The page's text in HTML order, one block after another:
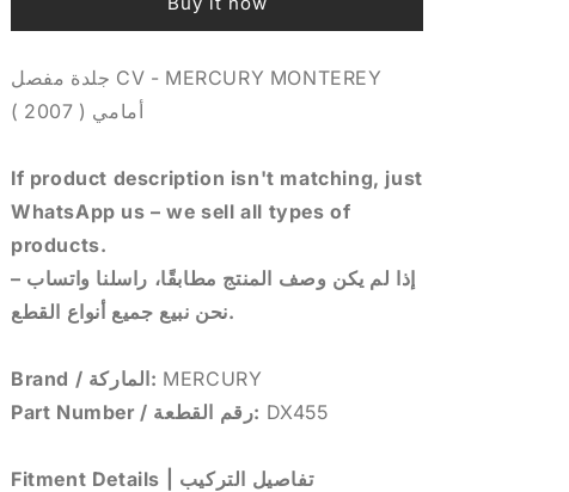
أمامي
2007
)
MONTEREY
أمامي
2007
جلدة مفصل CV - MERCURY MONTEREY
أمامي ( 2007 )
If product description isn't matching, just
WhatsApp us – we sell all types of
products.
إذا لم يكن وصف المنتج مطابقًا، راسلنا واتساب –
نحن نبيع جميع أنواع القطع.
Brand / الماركة: MERCURY
Part Number / رقم القطعة: DX455
Fitment Details | تفاصيل التركيب